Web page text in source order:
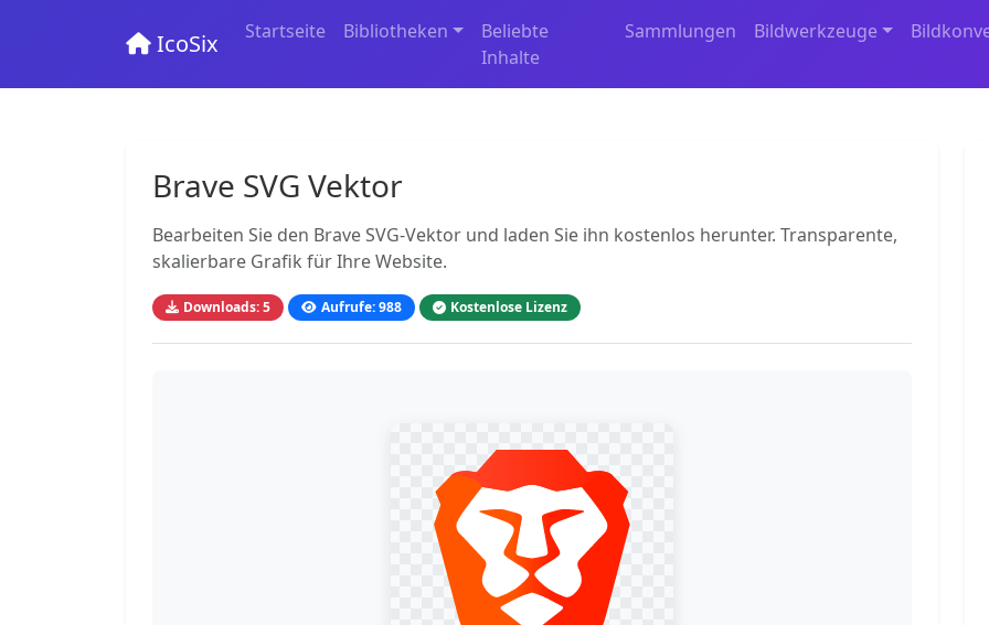
IcoSix Startseite Bibliotheken
Beliebte
Inhalte
Sammlungen Bildwerkzeuge
Brave SVG Vektor
Bearbeiten Sie den Brave SVG-Vektor und laden Sie ihn kostenlos herunter. Transparente,
skalierbare Grafik für Ihre Website.
Downloads: 5 Aufrufe: 988 Kostenlose Lizenz